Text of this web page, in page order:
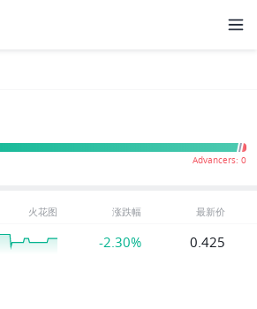
火花图 涨跌幅 最新价
-2.30% 0.425